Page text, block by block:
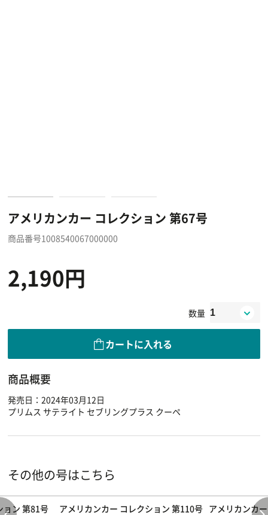
アメリカンカー コレクション 第67号
商品番号1008540067000000
2,190円
数量
カートに入れる
商品概要
発売日：2024年03月12日
プリムス サテライト セブリングプラス クーペ
その他の号はこちら
ョン 第81号
アメリカンカー コレクション 第110号 アメリカンカ